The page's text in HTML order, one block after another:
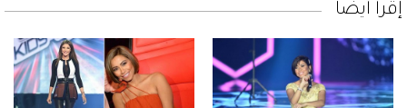
إقرأ أيضاً